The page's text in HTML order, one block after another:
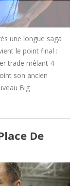
une longue saga
le point final :
trade mêlant 4
son ancien
Big
De